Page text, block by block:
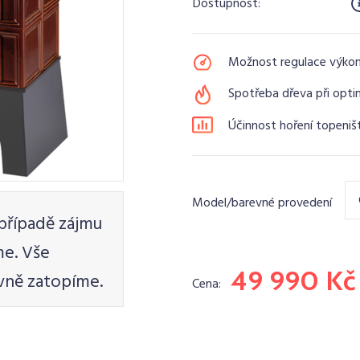
zájmu
Vše
zatopíme.
Možnost regulace
Spotřeba dřeva při
Účinnost hoření
Model/barevné provedení
Cena: 49 990 Kč